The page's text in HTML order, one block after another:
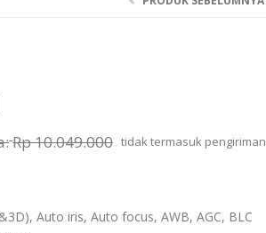
Rp 10.049.000 tidak termasuk pengiriman
Auto iris, Auto focus, AWB, AGC, BLC